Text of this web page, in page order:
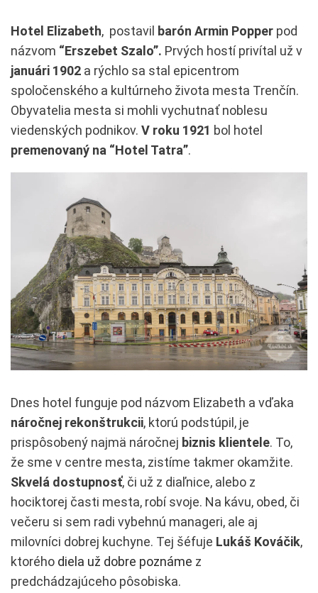
Hotel Elizabeth, postavil barón Armin Popper pod
názvom “Erszebet Szalo”. Prvých hostí privítal už v
januári 1902 a rýchlo sa stal epicentrom
spoločenského a kultúrneho života mesta Trenčín.
Obyvatelia mesta si mohli vychutnať noblesu
viedenských podnikov. V roku 1921 bol hotel
premenovaný na “Hotel Tatra”.
Dnes hotel funguje pod názvom Elizabeth a vďaka
náročnej rekonštrukcii, ktorú podstúpil, je
prispôsobený najmä náročnej biznis klientele. To,
že sme v centre mesta, zistíme takmer okamžite.
Skvelá dostupnosť, či už z diaľnice, alebo z
hociktorej časti mesta, robí svoje. Na kávu, obed, či
večeru si sem radi vybehnú manageri, ale aj
milovníci dobrej kuchyne. Tej šéfuje Lukáš Kováčik,
ktorého diela už dobre poznáme z
predchádzajúceho pôsobiska.